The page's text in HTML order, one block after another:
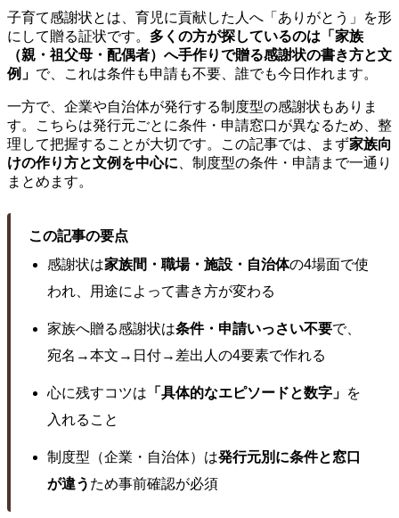
子育て感謝状とは、育児に貢献した人へ「ありがとう」を形
にして贈る証状です。 多くの方が探しているのは「家族
（親・祖父母・配偶者）へ手作りで贈る感謝状の書き方と文
例」 で、これは条件も申請も不要、誰でも今日作れます。
一方で、企業や自治体が発行する制度型の感謝状もありま
す。こちらは発行元ごとに条件・申請窓口が異なるため、整
理して把握することが大切です。この記事では、まず家族向
けの作り方と文例を中心に 、制度型の条件・申請まで一通り
まとめます。
この記事の要点
感謝状は家族間・職場・施設・自治体の4場面で使
われ、用途によって書き方が変わる
家族へ贈る感謝状は条件・申請いっさい不要で、
宛名→本文→日付→差出人の4要素で作れる
心に残すコツは 「具体的なエピソードと数字」 を
入れること
制度型（企業・自治体）は発行元別に条件と窓口
が違う ため事前確認が必須